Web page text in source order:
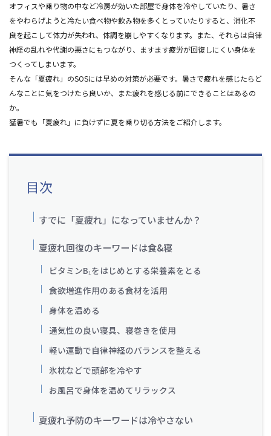
オフィスや乗り物の中など冷房が効いた部屋で身体を冷やしていたり、暑さ
をやわらげようと冷たい食べ物や飲み物を多くとっていたりすると、消化不
良を起こして体力が失われ、体調を崩しやすくなります。また、それらは自律
神経の乱れや代謝の悪さにもつながり、ますます疲労が回復しにくい身体を
つくってしまいます。
そんな「夏疲れ」のSOSには早めの対策が必要です。暑さで疲れを感じたらど
んなことに気をつけたら良いか、また疲れを感じる前にできることはあるの
か。
猛暑でも「夏疲れ」に負けずに夏を乗り切る方法をご紹介します。
目次
すでに「夏疲れ」になっていませんか？
夏疲れ回復のキーワードは食&寝
ビタミンB₁をはじめとする栄養素をとる
食欲増進作用のある食材を活用
身体を温める
通気性の良い寝具、寝巻きを使用
軽い運動で自律神経のバランスを整える
氷枕などで頭部を冷やす
お風呂で身体を温めてリラックス
夏疲れ予防のキーワードは冷やさない